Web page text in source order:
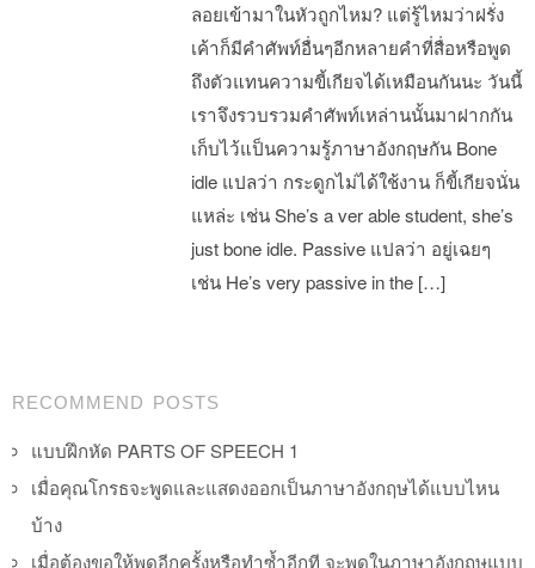
ลอยเข้ามาในหัวถูกไหม? แต่รู้ไหมว่าฝรั่ง
เค้าก็มีคำศัพท์อื่นๆอีกหลายคำที่สื่อหรือพูด
ถึงตัวแทนความขี้เกียจได้เหมือนกันนะ วันนี้
เราจึงรวบรวมคำศัพท์เหล่านนั้นมาฝากกัน
เก็บไว้แป็นความรู้ภาษาอังกฤษกัน Bone
idle แปลว่า กระดูกไม่ได้ใช้งาน ก็ขี้เกียจนั่น
แหล่ะ เช่น She’s a ver able student, she’s
just bone idle. Passive แปลว่า อยู่เฉยๆ
เช่น He’s very passive in the […]
Post navigation
RECOMMEND POSTS
แบบฝึกหัด PARTS OF SPEECH 1
เมื่อคุณโกรธจะพูดและแสดงออกเป็นภาษาอังกฤษได้แบบไหน
บ้าง
เมื่อต้องขอให้พูดอีกครั้งหรือทำซ้ำอีกที จะพูดในภาษาอังกฤษแบบ